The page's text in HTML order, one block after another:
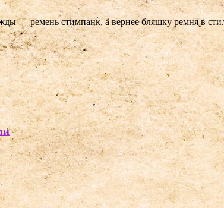
— ремень стимпанк, а вернее бляшку ремня в